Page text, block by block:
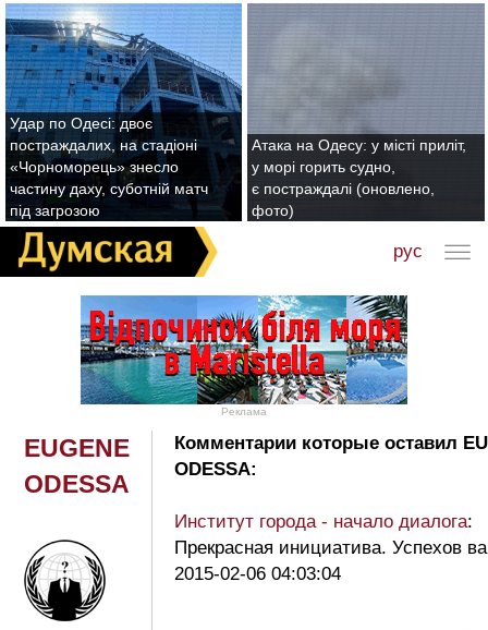
Удар по Одесі: двоє
постраждалих, на стадіоні
«Чорноморець» знесло
частину даху, суботній матч
під загрозою
Атака на Одесу: у місті приліт,
у морі горить судно,
є постраждалі (оновлено,
фото)
рус
Реклама
EUGENE
ODESSA
Комментарии которые оставил
ODESSA:
Институт города - начало диалога:
Прекрасная инициатива. Успехов
2015-02-06 04:03:04